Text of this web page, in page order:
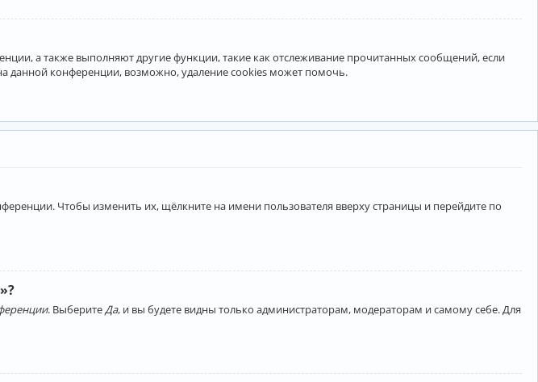
а также выполняют другие функции, такие как отслеживание прочитанных сообщений, если
данной конференции, возможно, удаление cookies может помочь.
Чтобы изменить их, щёлкните на имени пользователя вверху страницы и перейдите по
. Выберите Да, и вы будете видны только администраторам, модераторам и самому себе. Для